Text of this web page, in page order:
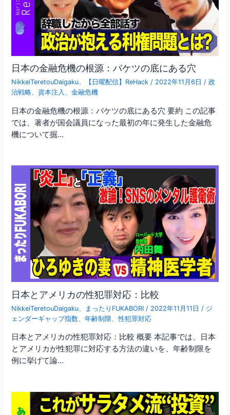
日本の金融危機の根源：バケツの底にある穴
NikkeiTeretouDaigaku、 【日曜配信】ReHack / 2022年11月6日 /政
治戦略、 資本注入 、金融危機
日本の金融危機の根源：バケツの底にある穴 要約 この記事
では、著者が国会議員になった最初の年に発生した金融危
機について掘…
日本とアメリカの性犯罪対応：比較
NikkeiTeretouDaigaku まったりFUKABORI / 2022年11月11日 / ジ
ェンダーギャップ指数 、年齢制限 、性犯罪対応
日本とアメリカの性犯罪対応：比較 概要 本記事では、日本
とアメリカが性犯罪に対応する方法の違いを、年齢制限を
例に挙げて論…